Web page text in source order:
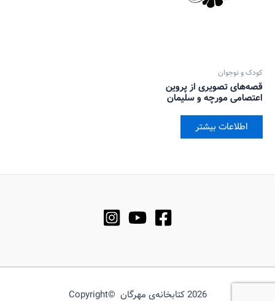
کودک و نوجوان
قصه‌های تصویری از پروین
اعتصامی مورچه و سلیمان
اطلاعات بیشتر
2026 کتابخانه‌ی مهرگان ©Copyright